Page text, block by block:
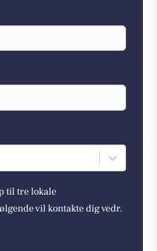
til tre lokale
vil kontakte dig vedr.